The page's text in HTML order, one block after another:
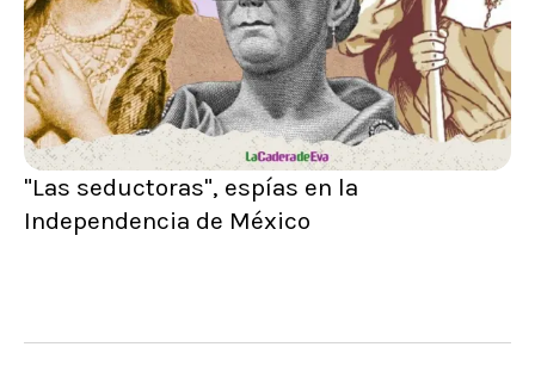
"Las seductoras", espías en la
Independencia de México